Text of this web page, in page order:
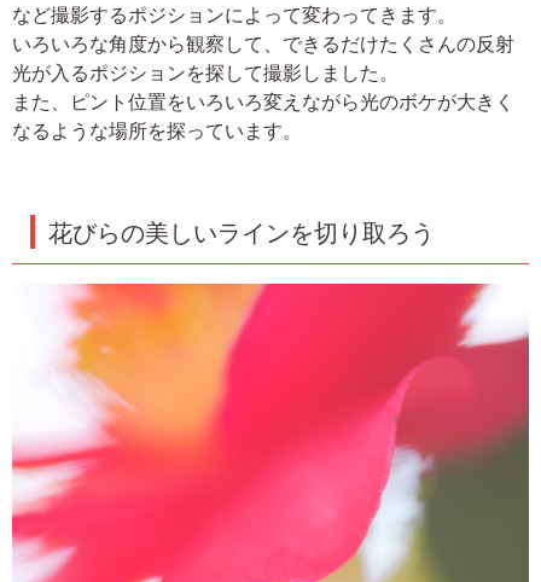
など撮影するポジションによって変わってきます。
いろいろな角度から観察して、できるだけたくさんの反射
光が入るポジションを探して撮影しました。
また、ピント位置をいろいろ変えながら光のボケが大きく
なるような場所を探っています。
花びらの美しいラインを切り取ろう